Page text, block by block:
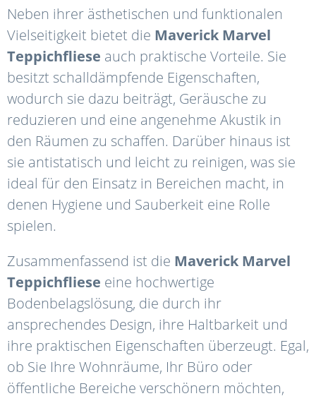
Neben ihrer ästhetischen und funktionalen
Vielseitigkeit bietet die Maverick Marvel
Teppichfliese auch praktische Vorteile. Sie
besitzt schalldämpfende Eigenschaften,
wodurch sie dazu beiträgt, Geräusche zu
reduzieren und eine angenehme Akustik in
den Räumen zu schaffen. Darüber hinaus ist
sie antistatisch und leicht zu reinigen, was sie
ideal für den Einsatz in Bereichen macht, in
denen Hygiene und Sauberkeit eine Rolle
spielen.
Zusammenfassend ist die Maverick Marvel
Teppichfliese eine hochwertige
Bodenbelagslösung, die durch ihr
ansprechendes Design, ihre Haltbarkeit und
ihre praktischen Eigenschaften überzeugt. Egal,
ob Sie Ihre Wohnräume, Ihr Büro oder
öffentliche Bereiche verschönern möchten,